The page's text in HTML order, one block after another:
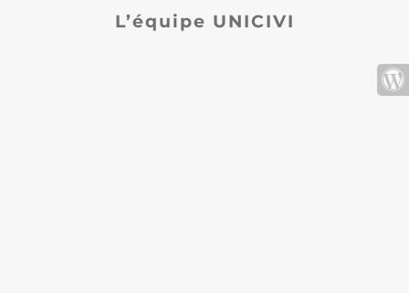
L’équipe UNICIVI